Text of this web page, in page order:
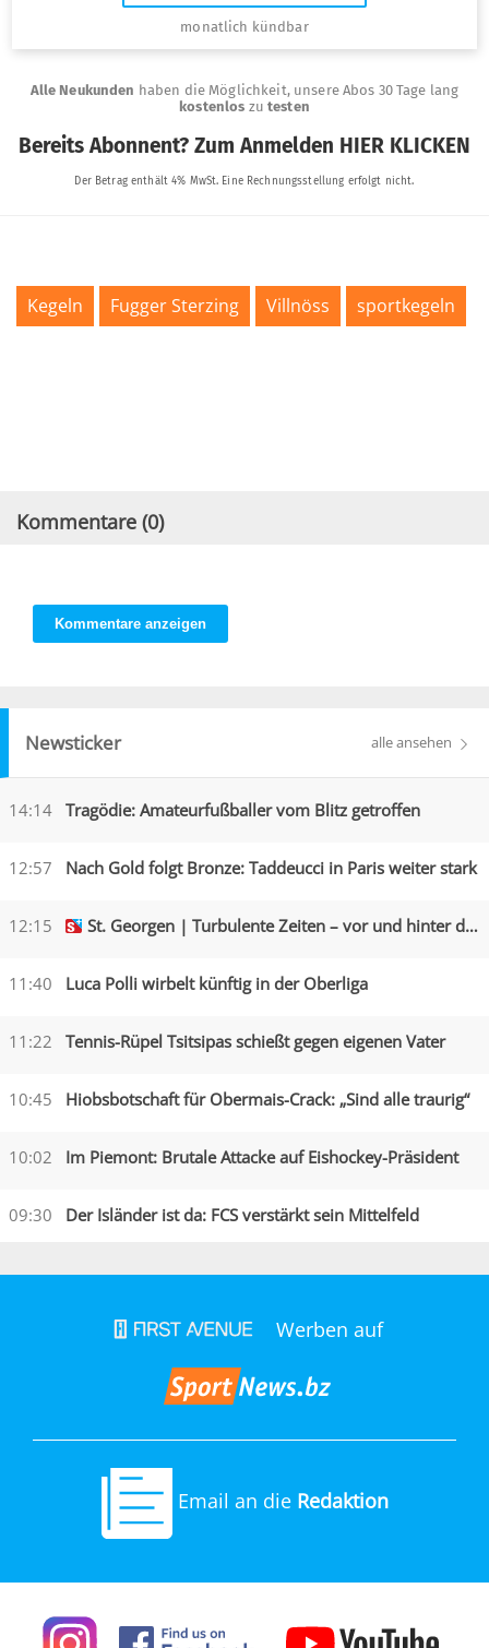
Kegeln Fugger Sterzing Villnöss sportkegeln
Kommentare (0)
Kommentare anzeigen
Newsticker alle ansehen
14:14 Tragödie: Amateurfußballer vom Blitz getroffen
12:57 Nach Gold folgt Bronze: Taddeucci in Paris weiter stark
12:15 St. Georgen | Turbulente Zeiten – vor und hinter den Kulissen
11:40 Luca Polli wirbelt künftig in der Oberliga
11:22 Tennis-Rüpel Tsitsipas schießt gegen eigenen Vater
10:45 Hiobsbotschaft für Obermais-Crack: „Sind alle traurig“
10:02 Im Piemont: Brutale Attacke auf Eishockey-Präsident
09:30 Der Isländer ist da: FCS verstärkt sein Mittelfeld
Werben auf
Email an die Redaktion